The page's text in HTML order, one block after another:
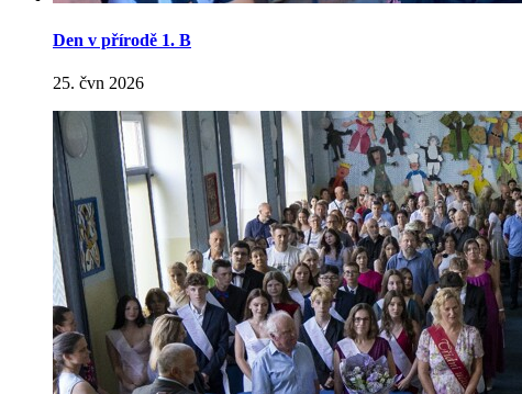
Den v přírodě 1. B
25. čvn 2026